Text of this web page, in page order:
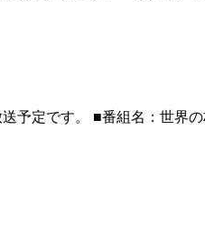
予定です。 ■番組名：世界